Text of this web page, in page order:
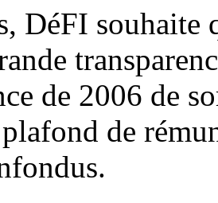
DéFI souhaite
de 2006 de
plafond de